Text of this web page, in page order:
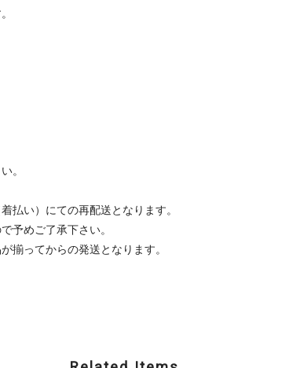
。
払い）にての再配送となります。
予めご了承下さい。
揃ってからの発送となります。